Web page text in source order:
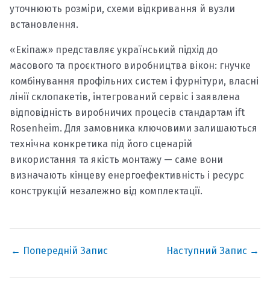
уточнюють розміри, схеми відкривання й вузли
встановлення.
«Екіпаж» представляє український підхід до
масового та проєктного виробництва вікон: гнучке
комбінування профільних систем і фурнітури, власні
лінії склопакетів, інтегрований сервіс і заявлена
відповідність виробничих процесів стандартам ift
Rosenheim. Для замовника ключовими залишаються
технічна конкретика під його сценарій
використання та якість монтажу — саме вони
визначають кінцеву енергоефективність і ресурс
конструкцій незалежно від комплектації.
← Попередній Запис Наступний Запис →